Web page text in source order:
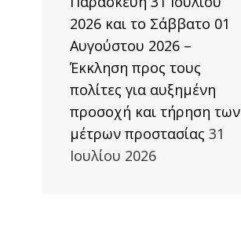
2026 και το Σάββατο 01
Αυγούστου 2026 –
Έκκληση προς τους
πολίτες για αυξημένη
προσοχή και τήρηση των
μέτρων προστασίας 31
Ιουλίου 2026